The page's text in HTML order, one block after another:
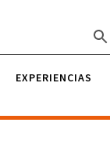
EXPERIENCIAS